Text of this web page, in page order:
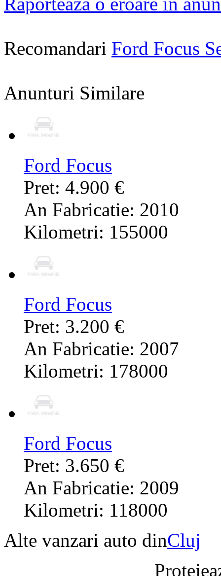
Recomandari Ford Focus
Anunturi Similare
Ford Focus
Pret: 4.900 €
An Fabricatie: 2010
Kilometri: 155000
Ford Focus
Pret: 3.200 €
An Fabricatie: 2007
Kilometri: 178000
Ford Focus
Pret: 3.650 €
An Fabricatie: 2009
Kilometri: 118000
Alte vanzari auto dinCluj